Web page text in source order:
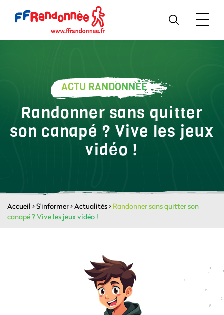
ACTU RANDONNÉE
Randonner sans quitter
son canapé ? Vive les jeux
vidéo !
Accueil >S'informer>Actualités> Randonner sans quitter son
canapé ? Vive les jeux vidéo !